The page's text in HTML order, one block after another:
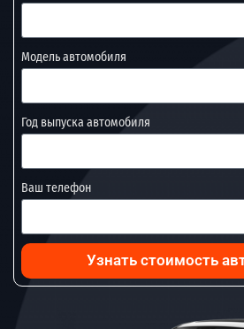
Модель автомобиля
Год выпуска автомобиля
Ваш телефон
Узнать стоимость